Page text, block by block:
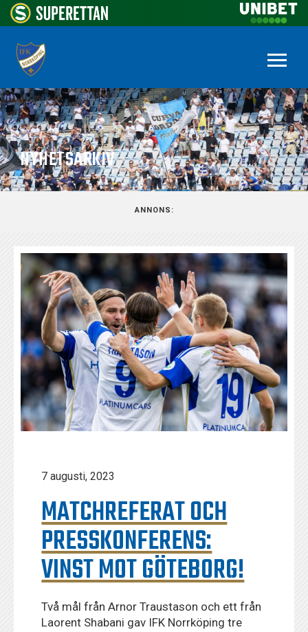
NYHETSARKIV
ANNONS:
7 augusti, 2023
MATCHREFERAT OCH
PRESSKONFERENS:
VINST MOT GÖTEBORG!
Två mål från Arnor Traustason och ett från
Laorent Shabani gav IFK Norrköping tre